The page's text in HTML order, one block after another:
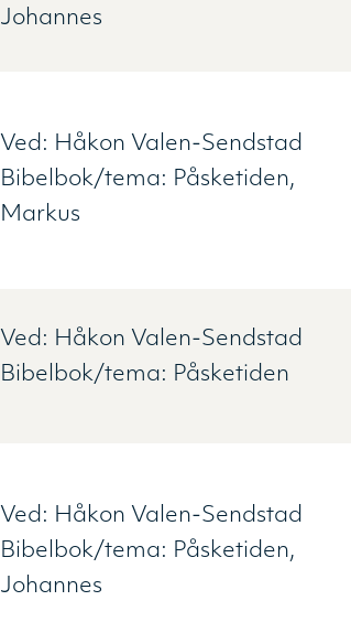
Johannes
Ved: Håkon Valen-Sendstad
Bibelbok/tema: Påsketiden
Markus
Ved: Håkon Valen-Sendstad
Bibelbok/tema: Påsketiden
Ved: Håkon Valen-Sendstad
Bibelbok/tema: Påsketiden
Johannes